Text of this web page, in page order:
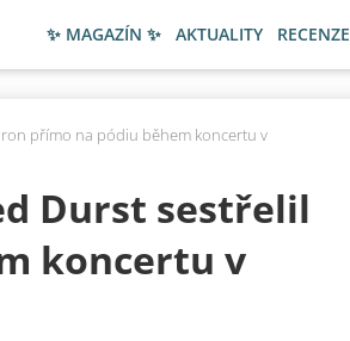
✨ MAGAZÍN ✨ AKTUALITY RECENZE
přímo na pódiu během koncertu v
Durst sestřelil
koncertu v